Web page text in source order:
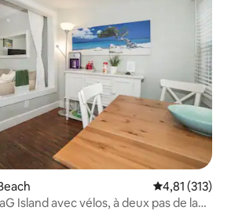
Évaluation
4,81 (313)
Island avec vélos, à deux pas de la